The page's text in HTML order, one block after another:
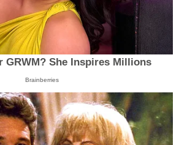
GRWM? She Inspires Millions
Brainberries